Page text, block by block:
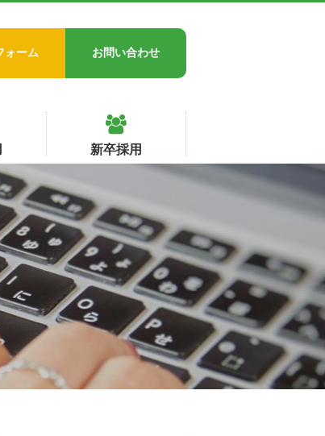
新卒採用
ォーム お問い合わせ